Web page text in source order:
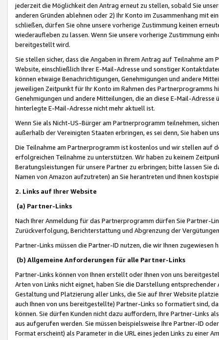
jederzeit die Möglichkeit den Antrag erneut zu stellen, sobald Sie
anderen Gründen ablehnen oder 2) Ihr Konto im Zusammenhang mit
schließen, dürfen Sie ohne unsere vorherige Zustimmung keinen
wiederaufleben zu lassen. Wenn Sie unsere vorherige Zustimmung
bereitgestellt wird.
Sie stellen sicher, dass die Angaben in Ihrem Antrag auf Teilnahme
Website, einschließlich Ihrer E-Mail-Adresse und sonstiger
können etwaige Benachrichtigungen, Genehmigungen und andere
jeweiligen Zeitpunkt für Ihr Konto im Rahmen des Partnerprogramms
Genehmigungen und andere Mitteilungen, die an diese E-Mail-
hinterlegte E-Mail-Adresse nicht mehr aktuell ist.
Wenn Sie als Nicht-US-Bürger am Partnerprogramm teilnehmen,
außerhalb der Vereinigten Staaten erbringen, es sei denn, Sie haben
Die Teilnahme am Partnerprogramm ist kostenlos und wir stellen auf
erfolgreichen Teilnahme zu unterstützen. Wir haben zu keinem
Beratungsleistungen für unsere Partner zu erbringen; bitte lassen Sie
Namen von Amazon aufzutreten) an Sie herantreten und Ihnen
2. Links auf Ihrer Website
(a) Partner-Links
Nach Ihrer Anmeldung für das Partnerprogramm dürfen Sie Partner-
Zurückverfolgung, Berichterstattung und Abgrenzung der
Partner-Links müssen die Partner-ID nutzen, die wir Ihnen zugewiesen
(b) Allgemeine Anforderungen für alle Partner-Links
Partner-Links können von Ihnen erstellt oder Ihnen von uns
Arten von Links nicht eignet, haben Sie die Darstellung
Gestaltung und Platzierung aller Links, die Sie auf Ihrer Website
auch Ihnen von uns bereitgestellte) Partner-Links so formatiert sind,
können. Sie dürfen Kunden nicht dazu auffordern, Ihre Partner-Links
aus aufgerufen werden. Sie müssen beispielsweise Ihre Partner-ID
Format erscheint) als Parameter in die URL eines jeden Links zu einer